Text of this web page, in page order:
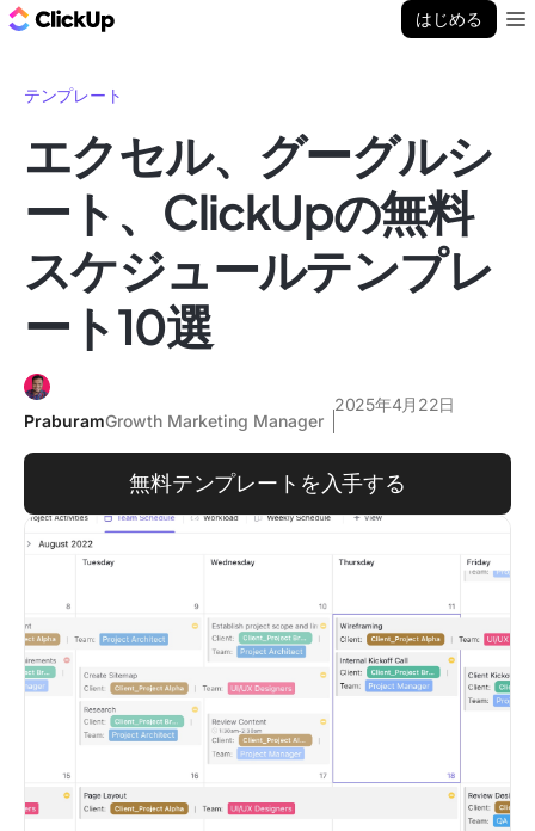
はじめる
テンプレート
エクセル、グーグルシ
ート、ClickUpの無料
スケジュールテンプレ
ート10選
PraburamGrowth Marketing Manager
2025年4月22日
無料テンプレートを入手する